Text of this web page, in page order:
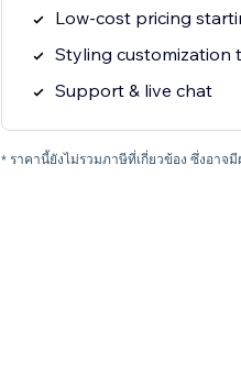
Low-cost pricing
Styling customization
Support & live chat
* ราคานี้ยังไม่รวมภาษีที่เกี่ยวข้อง ซึ่งอาจ